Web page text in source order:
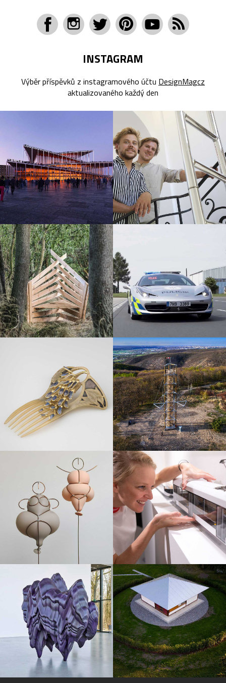
INSTAGRAM
Výběr příspěvků z instagramového účtu DesignMagcz
aktualizovaného každý den